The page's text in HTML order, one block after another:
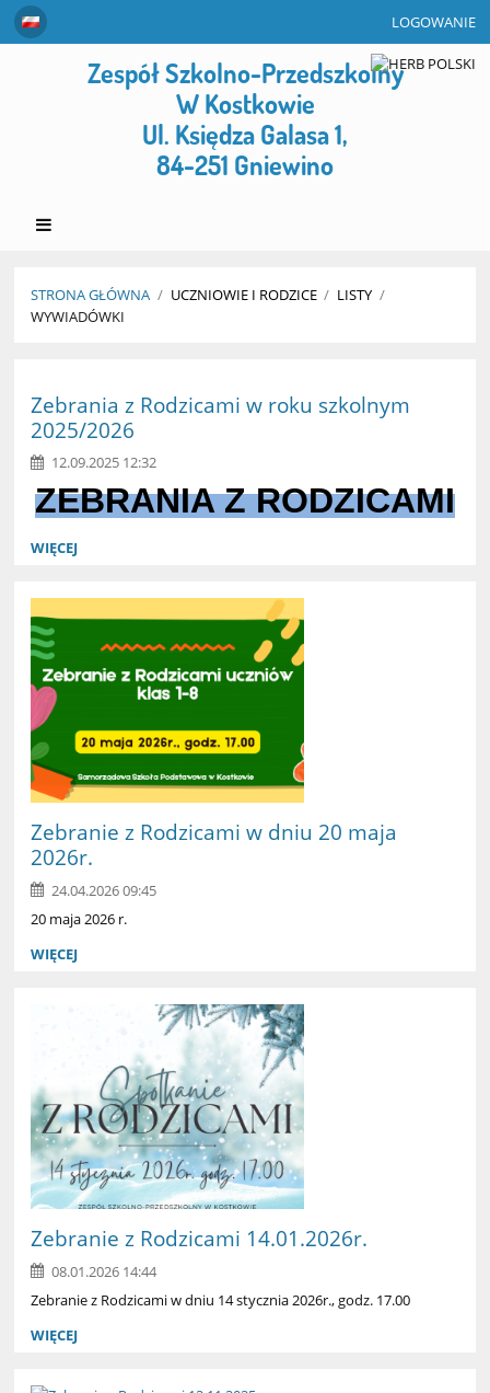
LOGOWANIE
Zespół Szkolno-Przedszkolny
W Kostkowie
Ul. Księdza Galasa 1,
84-251 Gniewino
STRONA GŁÓWNA / UCZNIOWIE I RODZICE / LISTY /
WYWIADÓWKI
Zebrania z Rodzicami w roku szkolnym
2025/2026
12.09.2025 12:32
ZEBRANIA Z RODZICAMI
WIĘCEJ
Zebranie z Rodzicami w dniu 20 maja
2026r.
24.04.2026 09:45
20 maja 2026 r.
WIĘCEJ
Zebranie z Rodzicami 14.01.2026r.
08.01.2026 14:44
Zebranie z Rodzicami w dniu 14 stycznia 2026r., godz. 17.00
WIĘCEJ